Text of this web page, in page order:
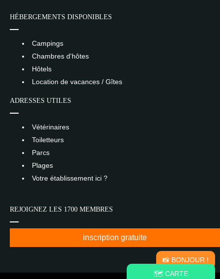
📸 BONJOUR !
🗺️ CARTE
HÉBERGEMENTS DISPONIBLES
Campings
Chambres d'hôtes
Hôtels
Location de vacances / Gîtes
ADRESSES UTILES
Vétérinaires
Toiletteurs
Parcs
Plages
Votre établissement ici ?
REJOIGNEZ LES 1700 MEMBRES
inscription gratuite